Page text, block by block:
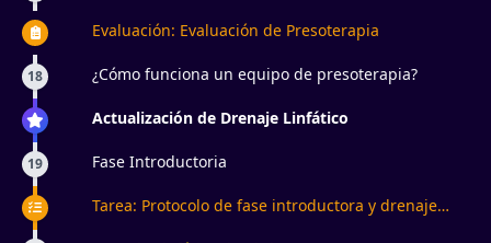
Evaluación: Evaluación de Presoterapia
18 ¿Cómo funciona un equipo de presoterapia?
Actualización de Drenaje Linfático
19 Fase Introductoria
Tarea: Protocolo de fase introductora y drenaje